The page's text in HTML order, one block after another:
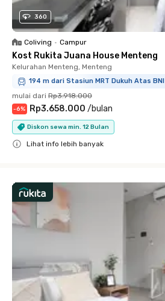
360
Coliving • Campur
Kost Rukita Juana House Menteng
Kelurahan Menteng, Menteng
194 m dari Stasiun MRT Dukuh Atas BNI
mulai dari Rp3.918.000
-6% Rp3.658.000 /bulan
Diskon sewa min. 12 Bulan
Lihat info lebih banyak